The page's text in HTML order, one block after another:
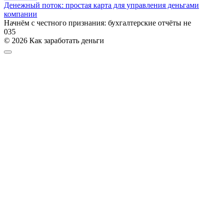
Денежный поток: простая карта для управления деньгами
компании
Начнём с честного признания: бухгалтерские отчёты не
035
© 2026 Как заработать деньги